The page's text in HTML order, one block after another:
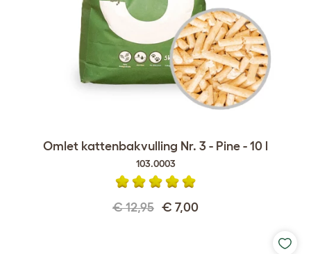
Omlet kattenbakvulling Nr. 3 - Pine - 10 l
103.0003
€ 12,95 € 7,00